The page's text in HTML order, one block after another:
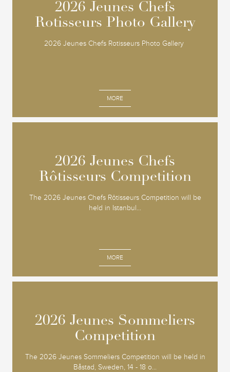
2026 Jeunes Chefs
Rotisseurs Photo Gallery
2026 Jeunes Chefs Rotisseurs Photo Gallery
MORE
2026 Jeunes Chefs
Rotisseurs Photo Gallery
2026 Jeunes Chefs
Rôtisseurs Competition
The 2026 Jeunes Chefs Rôtisseurs Competition will be
held in Istanbul...
MORE
2026 Jeunes Chefs
Rôtisseurs Competition
2026 Jeunes Sommeliers
Competition
The 2026 Jeunes Sommeliers Competition will be held in
Båstad, Sweden, 14 - 18 o...
2026 Jeunes Sommeliers
Competition